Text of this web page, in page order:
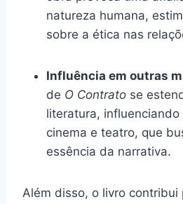
natureza humana,
sobre a ética nas
Influência em outras
de O Contrato se
literatura,
cinema e teatro, que
essência da narrativa.
Além disso, o livro contribui